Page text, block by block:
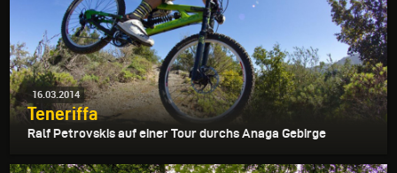
16.03.2014
Teneriffa
Ralf Petrovskis auf einer Tour durchs Anaga Gebirge